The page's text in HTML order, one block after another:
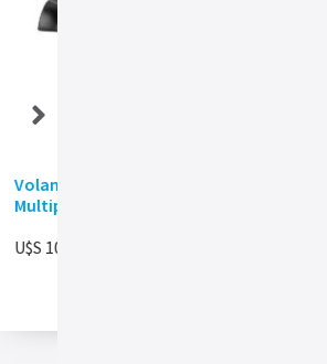
Volante Gaming MARVO GT903
Multiplataforma 180º Vibración
U$S 106.00